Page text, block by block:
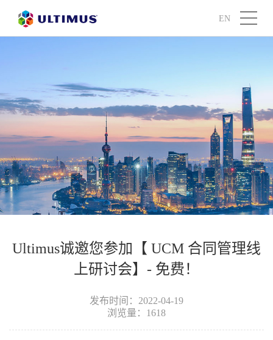
EN
Ultimus诚邀您参加【 UCM 合同管理线
上研讨会】- 免费！
发布时间：2022-04-19
浏览量：1618